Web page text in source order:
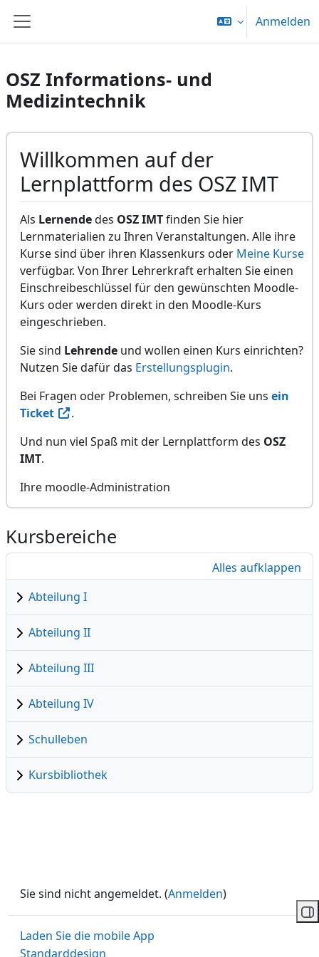
Website-Übersicht
Anmelden
OSZ Informations- und
Medizintechnik
Willkommen auf der
Lernplattform des OSZ IMT
Als Lernendedes OSZ IMTfinden Sie hier
Lernmaterialien zu Ihren Veranstaltungen. Alle ihre
Kurse sind über ihren Klassenkurs oder Meine Kurse
verfügbar. Von Ihrer Lehrerkraft erhalten Sie einen
Einschreibeschlüssel für den gewünschten Moodle-
Kurs oder werden direkt in den Moodle-Kurs
eingeschrieben.
Sie sind Lehrende und wollen einen Kurs einrichten?
Nutzen Sie dafür das Erstellungsplugin.
Bei Fragen oder Problemen, schreiben Sie uns ein
Ticket
In neuem Tab öffnen
.
Und nun viel Spaß mit der Lernplattform des OSZ
IMT.
Ihre moodle-Administration
Kursbereiche
Alles aufklappen
Abteilung I
Abteilung II
Abteilung III
Abteilung IV
Schulleben
Kursbibliothek
Sie sind nicht angemeldet. (Anmelden)
Laden Sie die mobile App
Standarddesign